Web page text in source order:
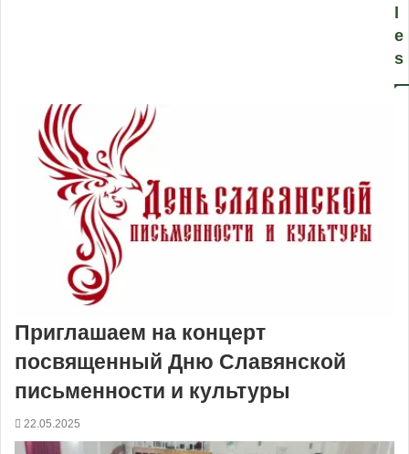
l
e
s
Приглашаем на концерт
посвященный Дню Славянской
письменности и культуры
22.05.2025